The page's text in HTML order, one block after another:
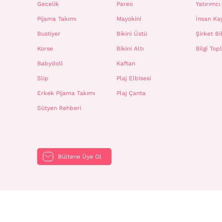
Gecelik
Pijama Takımı
Bustiyer
Korse
Babydoll
Slip
Erkek Pijama Takımı
Sütyen Rehberi
Pareo
Mayokini
Bikini Üstü
Bikini Altı
Kaftan
Plaj Elbisesi
Plaj Çanta
İnsan
Şirket
Bilgi
Bültene Üye Ol